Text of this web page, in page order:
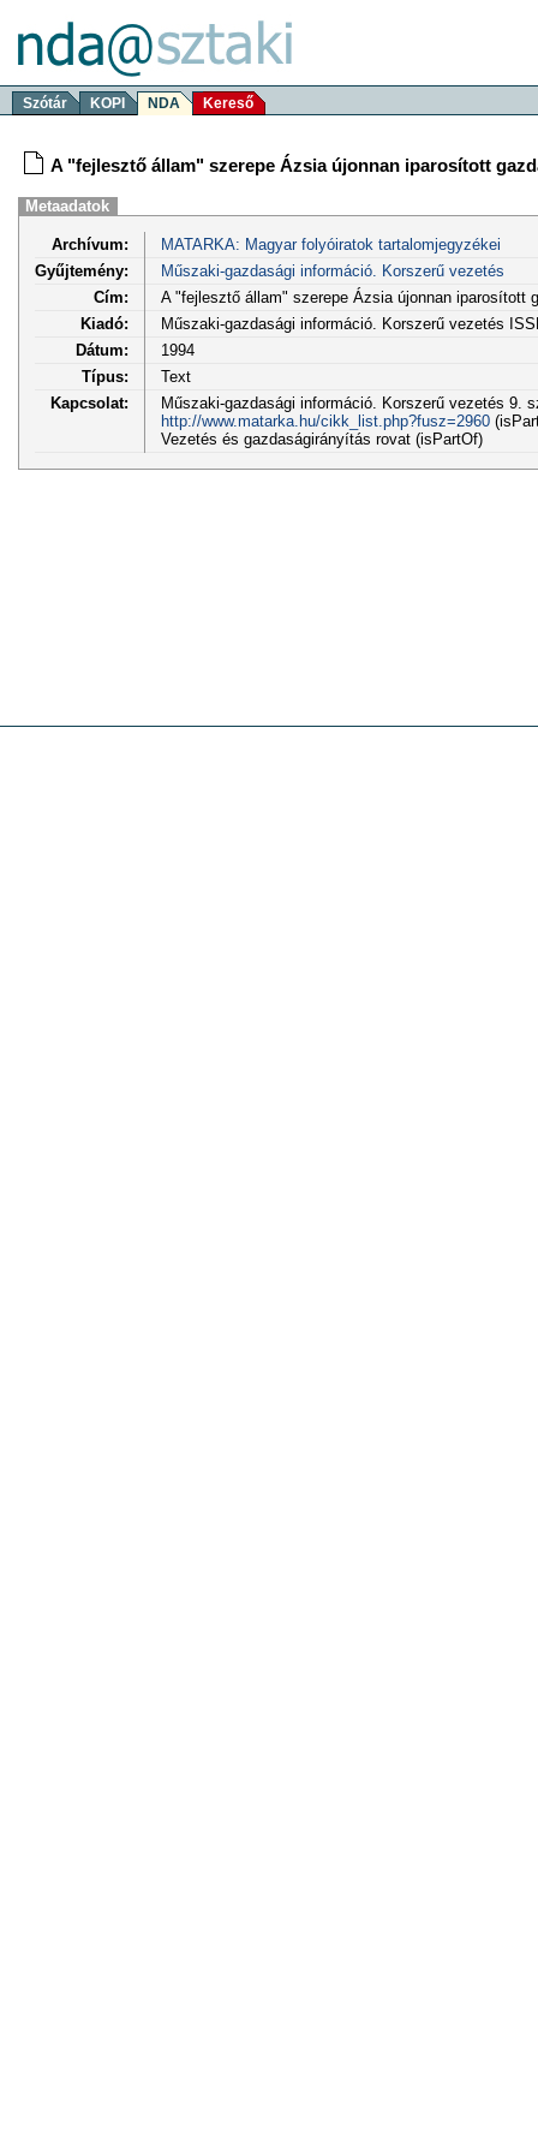
Szótár KOPI NDA Kereső
A "fejlesztő állam" szerepe Ázsia újonnan iparosított
Metaadatok
Archívum:
MATARKA: Magyar folyóiratok tartalomjegyzékei
Gyűjtemény:
Műszaki-gazdasági információ. Korszerű vezetés
Cím:
A "fejlesztő állam" szerepe Ázsia újonnan iparosított
Kiadó:
Műszaki-gazdasági információ. Korszerű vezetés
Dátum:
1994
Típus:
Text
Kapcsolat:
Műszaki-gazdasági információ. Korszerű vezetés 9.
http://www.matarka.hu/cikk_list.php?fusz=2960
Vezetés és gazdaságirányítás rovat (isPartOf)